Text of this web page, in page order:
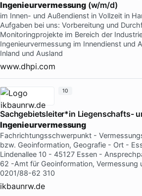
Ingenieurvermessung(w/m/d)
im Innen- und Außendienst in Vollzeit in
Aufgaben bei uns: Vorbereitung und
Monitoringprojekte im Bereich der
Ingenieurvermessung im Innendienst und
Inland und Ausland
www.dhpi.com
Sachgebietsleiter*in Liegenschafts-
Ingenieurvermessung
Fachrichtungsschwerpunkt -
bzw. Geoinformation, Geografie - Ort -
Lindenallee 10 - 45127 Essen -
62 -Amt für Geoinformation, Vermessung
0201/88-62 310
ikbaunrw.de
10